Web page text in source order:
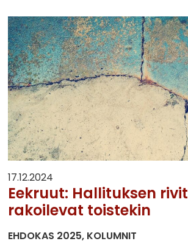
17.12.2024
Eekruut: Hallituksen rivit
rakoilevat toistekin
EHDOKAS 2025 KOLUMNIT